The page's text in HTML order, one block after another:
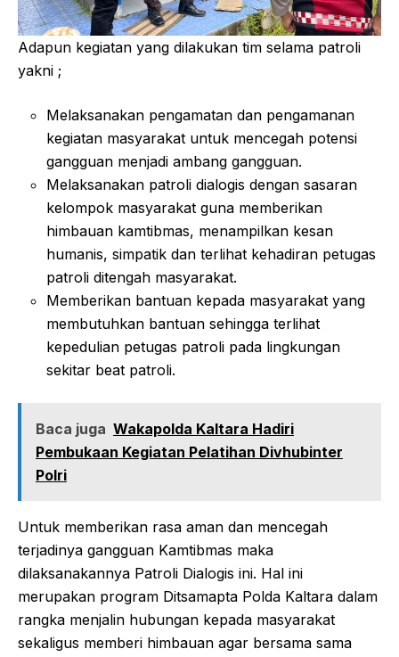
Adapun kegiatan yang dilakukan tim selama patroli
yakni ;
Melaksanakan pengamatan dan pengamanan
kegiatan masyarakat untuk mencegah potensi
gangguan menjadi ambang gangguan.
Melaksanakan patroli dialogis dengan sasaran
kelompok masyarakat guna memberikan
himbauan kamtibmas, menampilkan kesan
humanis, simpatik dan terlihat kehadiran petugas
patroli ditengah masyarakat.
Memberikan bantuan kepada masyarakat yang
membutuhkan bantuan sehingga terlihat
kepedulian petugas patroli pada lingkungan
sekitar beat patroli.
Baca juga Wakapolda Kaltara Hadiri
Pembukaan Kegiatan Pelatihan Divhubinter
Polri
Untuk memberikan rasa aman dan mencegah
terjadinya gangguan Kamtibmas maka
dilaksanakannya Patroli Dialogis ini. Hal ini
merupakan program Ditsamapta Polda Kaltara dalam
rangka menjalin hubungan kepada masyarakat
sekaligus memberi himbauan agar bersama sama